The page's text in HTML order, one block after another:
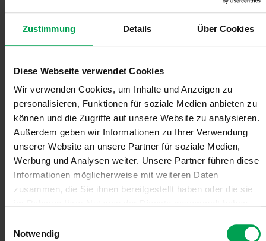
Zustimmung Details Über Cookies
Diese Webseite verwendet Cookies
Wir verwenden Cookies, um Inhalte und Anzeigen zu
personalisieren, Funktionen für soziale Medien anbieten zu
können und die Zugriffe auf unsere Website zu analysieren.
Außerdem geben wir Informationen zu Ihrer Verwendung
unserer Website an unsere Partner für soziale Medien,
Werbung und Analysen weiter. Unsere Partner führen diese
Informationen möglicherweise mit weiteren Daten
zusammen, die Sie ihnen bereitgestellt haben oder die sie
Notwendig
1977 3.790.544 6,9
1978 3.890.176 2,6
1979 3.932.556
1980 3.520.934 -10,5
1981 3.577.807 1,6
1982 3.761.436 5,1
1983 3.877.641 3,1